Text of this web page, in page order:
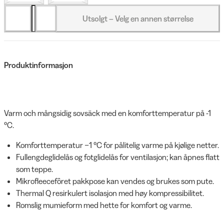
Utsolgt – Velg en annen størrelse
Produktinformasjon
Varm och mångsidig sovsäck med en komforttemperatur på -1
°C.
Komforttemperatur −1 °C for pålitelig varme på kjølige netter.
Fullengdeglidelås og fotglidelås for ventilasjon; kan åpnes flatt
som teppe.
Mikrofleecefôret pakkpose kan vendes og brukes som pute.
Thermal Q resirkulert isolasjon med høy kompressibilitet.
Romslig mumieform med hette for komfort og varme.